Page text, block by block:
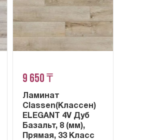
9 650 ₸
Ламинат
Classen(Классен)
ELEGANT 4V Дуб
Базальт, 8 (мм),
Прямая, 33 Класс